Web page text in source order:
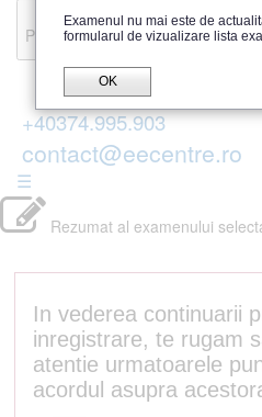
Recenzii
Parerea publicului
+40374.995.903
contact@eecentre.ro
☰
Rezumat al examenului
In vederea continuarii
inregistrare, te rugam
atentie urmatoarele
acordul asupra
Examenul nu mai este de
formularul de vizualizare lista
OK